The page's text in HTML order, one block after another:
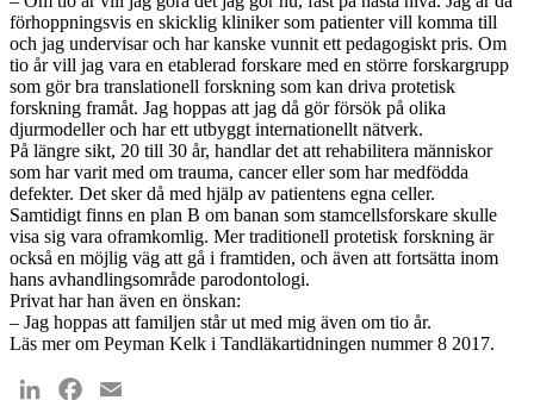
förhoppningsvis en skicklig kliniker som patienter vill komma till
och jag undervisar och har kanske vunnit ett pedagogiskt pris. Om
tio år vill jag vara en etablerad forskare med en större forskargrupp
som gör bra translationell forskning som kan driva protetisk
forskning framåt. Jag hoppas att jag då gör försök på olika
djurmodeller och har ett utbyggt internationellt nätverk.
På längre sikt, 20 till 30 år, handlar det att rehabilitera människor
som har varit med om trauma, cancer eller som har medfödda
defekter. Det sker då med hjälp av patientens egna celler.
Samtidigt finns en plan B om banan som stamcellsforskare skulle
visa sig vara oframkomlig. Mer traditionell protetisk forskning är
också en möjlig väg att gå i framtiden, och även att fortsätta inom
hans avhandlingsområde parodontologi.
Privat har han även en önskan:
– Jag hoppas att familjen står ut med mig även om tio år.
Läs mer om Peyman Kelk i Tandläkartidningen nummer 8 2017.
LinkedInFacebook